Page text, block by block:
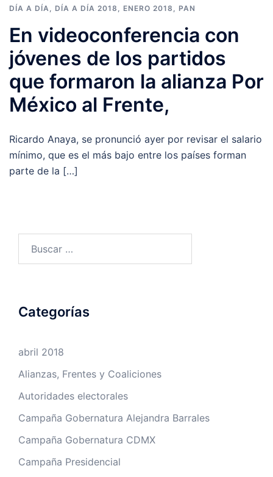
DÍA A DÍA, DÍA A DÍA 2018 , ENERO 2018 , PAN
En videoconferencia con
jóvenes de los partidos
que formaron la alianza Por
México al Frente,
Ricardo Anaya, se pronunció ayer por revisar el salario
mínimo, que es el más bajo entre los países forman
parte de la […]
Categorías
abril 2018
Alianzas, Frentes y Coaliciones
Autoridades electorales
Campaña Gobernatura Alejandra Barrales
Campaña Gobernatura CDMX
Campaña Presidencial